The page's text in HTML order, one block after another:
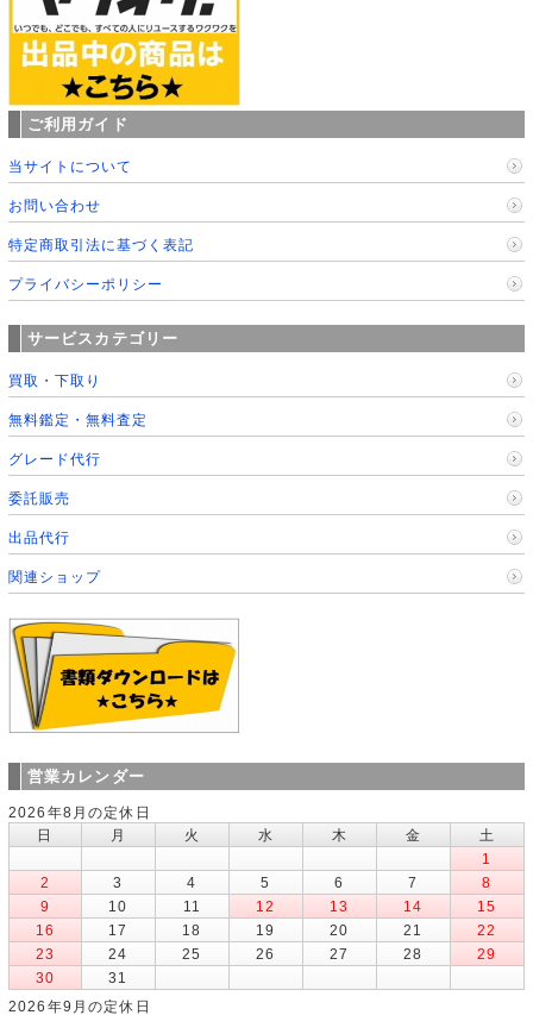
ご利用ガイド
当サイトについて
お問い合わせ
特定商取引法に基づく表記
プライバシーポリシー
サービスカテゴリー
買取・下取り
無料鑑定・無料査定
グレード代行
委託販売
出品代行
関連ショップ
営業カレンダー
2026年8月の定休日
日
月 火 水 木 金
土
1
2
3 4 5 6 7
8
9
10 11 12 13 14
15
16
17 18 19 20 21
22
23
24 25 26 27 28
29
30
31
2026年9月の定休日